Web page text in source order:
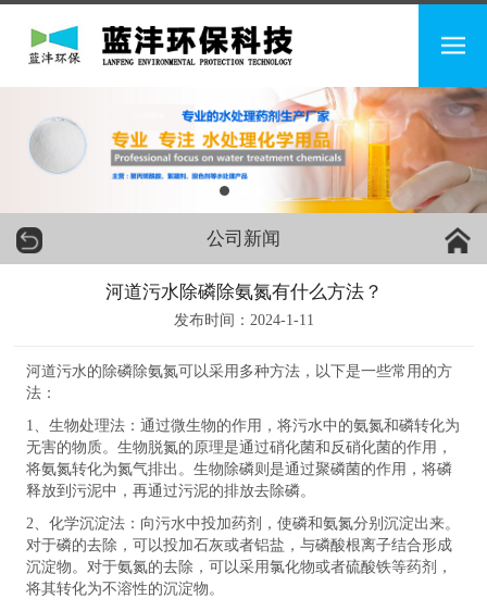
公司新闻
河道污水除磷除氨氮有什么方法？
发布时间：2024-1-11
河道污水的除磷除氨氮可以采用多种方法，以下是一些常用的方
法：
1、生物处理法：通过微生物的作用，将污水中的氨氮和磷转化为
无害的物质。生物脱氮的原理是通过硝化菌和反硝化菌的作用，
将氨氮转化为氮气排出。生物除磷则是通过聚磷菌的作用，将磷
释放到污泥中，再通过污泥的排放去除磷。
2、化学沉淀法：向污水中投加药剂，使磷和氨氮分别沉淀出来。
对于磷的去除，可以投加石灰或者铝盐，与磷酸根离子结合形成
沉淀物。对于氨氮的去除，可以采用氯化物或者硫酸铁等药剂，
将其转化为不溶性的沉淀物。